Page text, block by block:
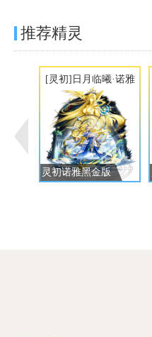
推荐精灵
[灵初]日月临曦·诺雅
灵初诺雅黑金版